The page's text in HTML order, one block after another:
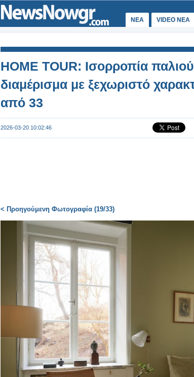
ΝΕΑ VIDEO NEA
HOME TOUR: Ισορροπία
διαμέρισμα με ξεχωριστό
από 33
2026-03-20 10:02:46
< Προηγούμενη Φωτογραφία (19/33)